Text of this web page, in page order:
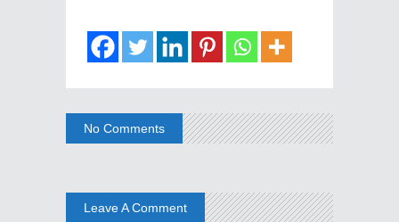
No Comments
Leave A Comment